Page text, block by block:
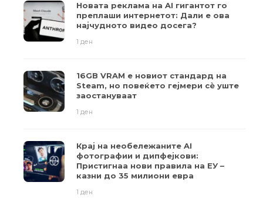
Новата реклама на AI гигантот го
преплаши интернетот: Дали е ова
најчудното видео досега?
1 ден
16GB VRAM е новиот стандард на
Steam, но повеќето гејмери ​​сè уште
заостануваат
1 ден
Крај на необележаните AI
фотографии и дипфејкови:
Пристигнаа нови правила на ЕУ –
казни до 35 милиони евра
1 ден